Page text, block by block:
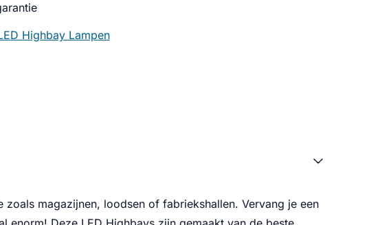
Highbay Lampen
magazijnen, loodsen of fabriekshallen. Vervang je een